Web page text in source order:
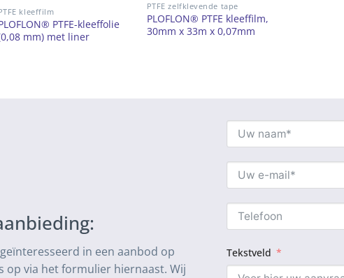
kleeffilm
PTFE-kleeffolie
mm) met liner
PTFE zelfklevende tape
PLOFLON® PTFE kleeffilm,
30mm x 33m x 0,07mm
in een aanbod op
op via het formulier hiernaast. Wij
Tekstveld